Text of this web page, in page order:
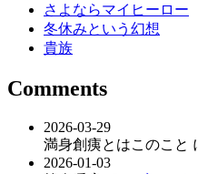
さよならマイヒーロー
冬休みという幻想
貴族
Comments
2026-03-29
満身創痍とはこのこと
2026-01-03